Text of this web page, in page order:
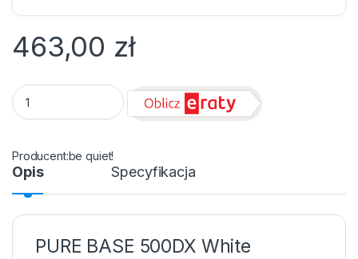
463,00 zł
Obudowa Be quiet! Pure Base 500DX White quantity
be quiet!
Opis Specyfikacja
PURE BASE 500DX White